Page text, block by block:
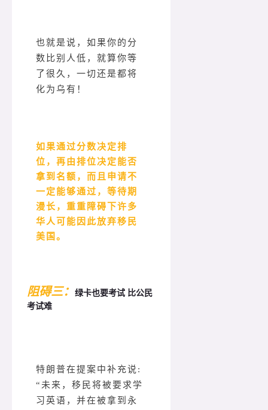
也就是说，如果你的分
数比别人低，就算你等
了很久，一切还是都将
化为乌有！
如果通过分数决定排
位，再由排位决定能否
拿到名额，而且申请不
一定能够通过，等待期
漫长，重重障碍下许多
华人可能因此放弃移民
美国。
阻碍三： 绿卡也要考试 比公民
考试难
特朗普在提案中补充说:
“未来，移民将被要求学
习英语，并在被拿到永